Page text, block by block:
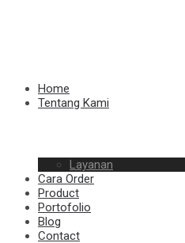
–
KERTAS
Home
Tentang Kami
Layanan
Cara Order
Product
Portofolio
Blog
Contact